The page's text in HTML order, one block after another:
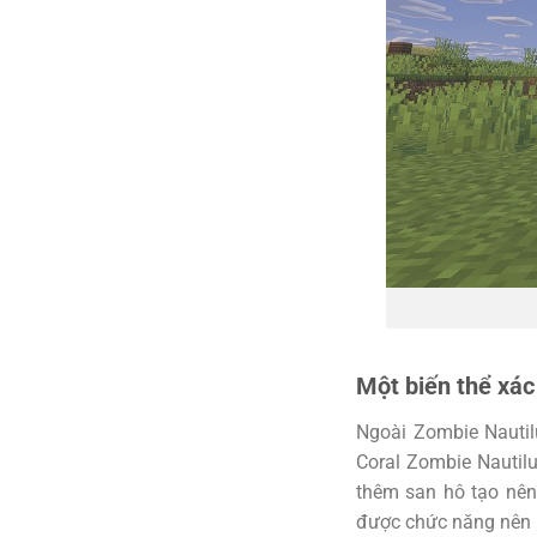
Một biến thể
Ngoài Zombie
Coral Zombie
thêm san hô tạo
được chức năng